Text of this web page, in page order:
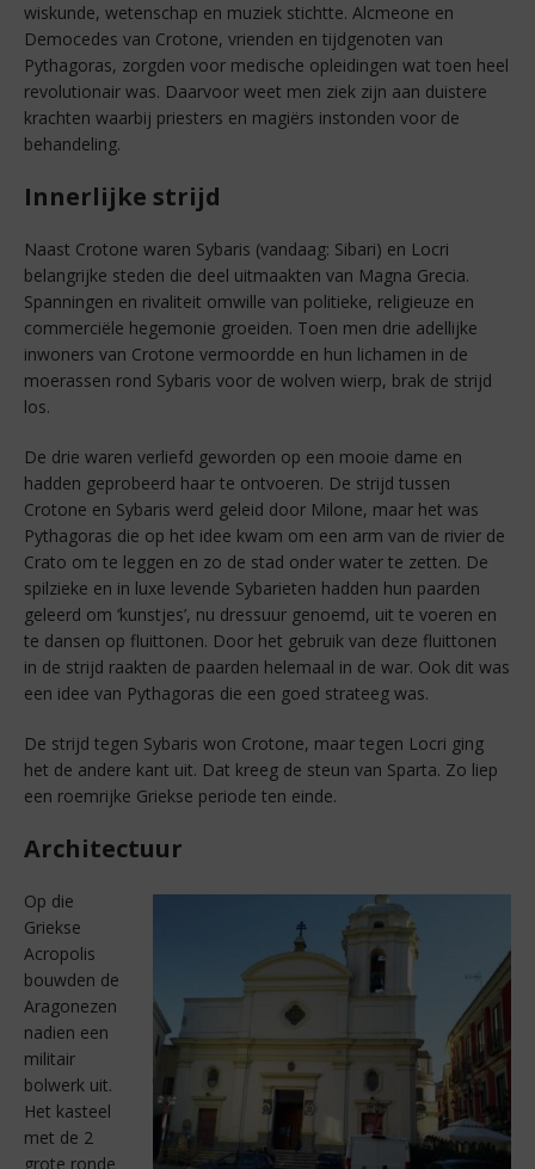
wiskunde, wetenschap en muziek stichtte. Alcmeone en
Democedes van Crotone, vrienden en tijdgenoten van
Pythagoras, zorgden voor medische opleidingen wat toen heel
revolutionair was. Daarvoor weet men ziek zijn aan duistere
krachten waarbij priesters en magiërs instonden voor de
behandeling.
Innerlijke strijd
Naast Crotone waren Sybaris (vandaag: Sibari) en Locri
belangrijke steden die deel uitmaakten van Magna Grecia.
Spanningen en rivaliteit omwille van politieke, religieuze en
commerciële hegemonie groeiden. Toen men drie adellijke
inwoners van Crotone vermoordde en hun lichamen in de
moerassen rond Sybaris voor de wolven wierp, brak de strijd
los.
De drie waren verliefd geworden op een mooie dame en
hadden geprobeerd haar te ontvoeren. De strijd tussen
Crotone en Sybaris werd geleid door Milone, maar het was
Pythagoras die op het idee kwam om een arm van de rivier de
Crato om te leggen en zo de stad onder water te zetten. De
spilzieke en in luxe levende Sybarieten hadden hun paarden
geleerd om ‘kunstjes’, nu dressuur genoemd, uit te voeren en
te dansen op fluittonen. Door het gebruik van deze fluittonen
in de strijd raakten de paarden helemaal in de war. Ook dit was
een idee van Pythagoras die een goed strateeg was.
De strijd tegen Sybaris won Crotone, maar tegen Locri ging
het de andere kant uit. Dat kreeg de steun van Sparta. Zo liep
een roemrijke Griekse periode ten einde.
Architectuur
Op die
Griekse
Acropolis
bouwden de
Aragonezen
nadien een
militair
bolwerk uit.
Het kasteel
met de 2
grote ronde